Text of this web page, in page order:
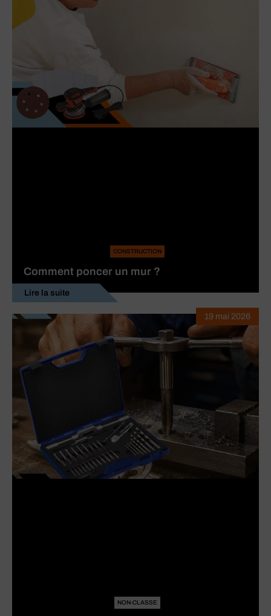
CONSTRUCTION
Comment poncer un mur ?
Lire la suite
NON-CLASSE
19 mai 2026